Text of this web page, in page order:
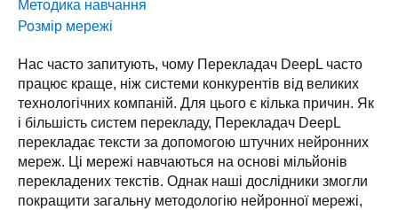
Методика навчання
Розмір мережі
Нас часто запитують, чому Перекладач DeepL часто
працює краще, ніж системи конкурентів від великих
технологічних компаній. Для цього є кілька причин. Як
і більшість систем перекладу, Перекладач DeepL
перекладає тексти за допомогою штучних нейронних
мереж. Ці мережі навчаються на основі мільйонів
перекладених текстів. Однак наші дослідники змогли
покращити загальну методологію нейронної мережі,